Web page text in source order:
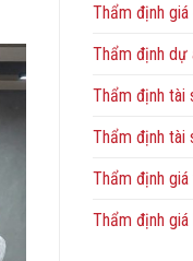
Thẩm định giá
Thẩm định dự
Thẩm định tài
Thẩm định tài
Thẩm định
Thẩm định giá